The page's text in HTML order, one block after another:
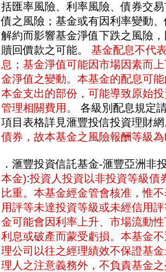
括匯率風險、利率風險、債券交
債之風險；基金或有因利率變動
解約而影響基金淨值下跌之風險
贖回價款之可能。 基金配息不代
息；基金淨值可能因市場因素而
金淨值之變動。本基金的配息可
本金支出的部份，可能導致原始
管理相關費用。
各級別配息規定
項目表格詳見滙豐投信投資理財
債券，故本基金之風險報酬等級
．滙豐投資信託基金-滙豐亞洲非
本金):投資人投資以非投資等級債
比重。本基金經金管會核准，惟
用評等未達投資等級或未經信用
金可能會因利率上升、市場流動
利息或破產而蒙受虧損。本基金
理公司以往之經理績效不保證基
理人之注意義務外，不負責基金